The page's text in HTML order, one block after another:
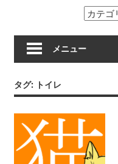
見
い
カ
ゴ
ー
メニュー
タグ: トイレ